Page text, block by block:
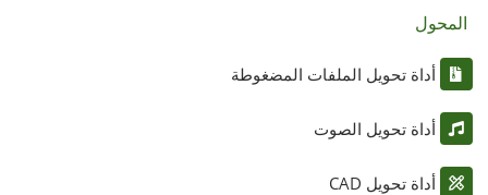
المحول
أداة تحويل الملفات المضغوطة
أداة تحويل الصوت
أداة تحويل CAD